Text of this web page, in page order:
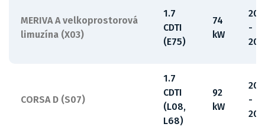
MERIVA A velkoprostorová
limuzína (X03)
1.7
CDTI
(E75)
74
kW
-
CORSA D (S07)
1.7
CDTI
(L08,
L68)
92
kW
-